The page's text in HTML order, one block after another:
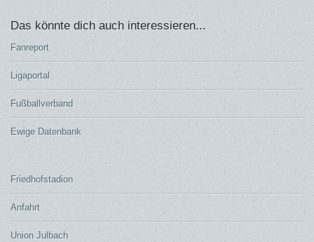
Das könnte dich auch interessieren...
Fanreport
Ligaportal
Fußballverband
Ewige Datenbank
Friedhofstadion
Anfahrt
Union Julbach